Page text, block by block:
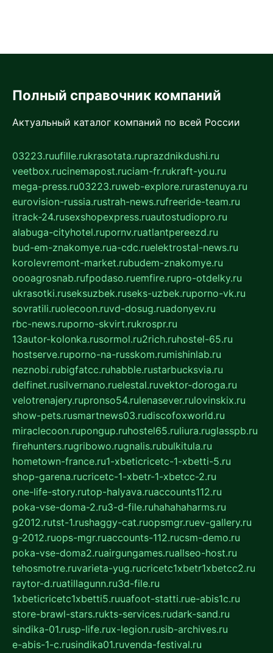
Полный справочник компаний
Актуальный каталог компаний по всей России
03223.ruufille.rukrasotata.ruprazdnikdushi.ru
veetbox.rucinemapost.ruciam-fr.rukraft-you.ru
mega-press.ru03223.ruweb-explore.rurastenuya.ru
eurovision-russia.rustrah-news.rufreeride-team.ru
itrack-24.rusexshopexpress.ruautostudiopro.ru
alabuga-cityhotel.rupornv.ruatlantpereezd.ru
bud-em-znakomye.rua-cdc.ruelektrostal-news.ru
korolevremont-market.rubudem-znakomye.ru
oooagrosnab.rufpodaso.ruemfire.rupro-otdelky.ru
ukrasotki.ruseksuzbek.ruseks-uzbek.ruporno-vk.ru
sovratili.ruolecoon.ruvd-dosug.ruadonyev.ru
rbc-news.ruporno-skvirt.rukrospr.ru
13autor-kolonka.rusormol.ru2rich.ruhostel-65.ru
hostserve.ruporno-na-russkom.rumishinlab.ru
neznobi.rubigfatcc.ruhabble.rustarbucksvia.ru
delfinet.rusilvernano.ruelestal.ruvektor-doroga.ru
velotrenajery.rupronso54.rulenasever.rulovinskix.ru
show-pets.rusmartnews03.rudiscofoxworld.ru
miraclecoon.rupongup.ruhostel65.ruliura.ruglasspb.ru
firehunters.rugribowo.rugnalis.rubulkitula.ru
hometown-france.ru1-xbeticricetc-1-xbetti-5.ru
shop-garena.rucricetc-1-xbetr-1-xbetcc-2.ru
one-life-story.rutop-halyava.ruaccounts112.ru
poka-vse-doma-2.ru3-d-file.ruhahahaharms.ru
g2012.rutst-1.rushaggy-cat.ruopsmgr.ruev-gallery.ru
g-2012.ruops-mgr.ruaccounts-112.rucsm-demo.ru
poka-vse-doma2.ruairgungames.ruallseo-host.ru
tehosmotre.ruvarieta-yug.rucricetc1xbetr1xbetcc2.ru
raytor-d.ruatillagunn.ru3d-file.ru
1xbeticricetc1xbetti5.ruuafoot-statti.rue-abis1c.ru
store-brawl-stars.rukts-services.rudark-sand.ru
sindika-01.rusp-life.rux-legion.rusib-archives.ru
e-abis-1-c.rusindika01.ruvenda-festival.ru